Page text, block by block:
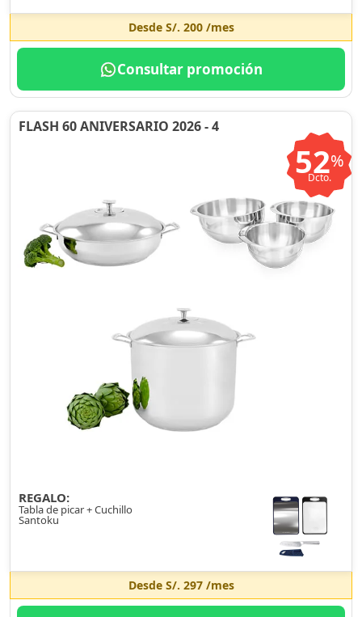
Desde S/. 200/mes
Consultar promoción
FLASH 60 ANIVERSARIO 2026 - 4
52%
Dcto.
REGALO:
Tabla de picar + Cuchillo
Santoku
Desde S/. 297/mes